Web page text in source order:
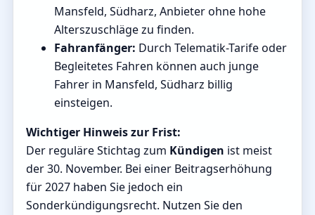
Mansfeld, Südharz, Anbieter ohne hohe
Alterszuschläge zu finden.
Fahranfänger: Durch Telematik-Tarife oder
Begleitetes Fahren können auch junge
Fahrer in Mansfeld, Südharz billig
einsteigen.
Wichtiger Hinweis zur Frist:
Der reguläre Stichtag zum Kündigen ist meist
der 30. November. Bei einer Beitragserhöhung
für 2027 haben Sie jedoch ein
Sonderkündigungsrecht. Nutzen Sie den